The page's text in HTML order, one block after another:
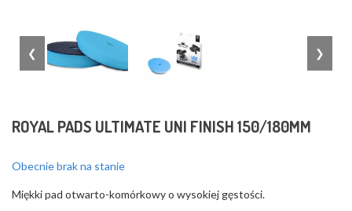
❮ ❯
ROYAL PADS ULTIMATE UNI FINISH 150/180MM
Obecnie brak na stanie
Miękki pad otwarto-komórkowy o wysokiej gęstości.